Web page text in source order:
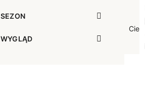
SEZON
WYGLĄD